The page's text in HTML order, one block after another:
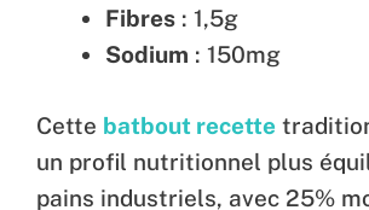
Fibres : 1,5g
Sodium : 150mg
Cette batbout recette
un profil nutritionnel plus
pains industriels, avec 25%